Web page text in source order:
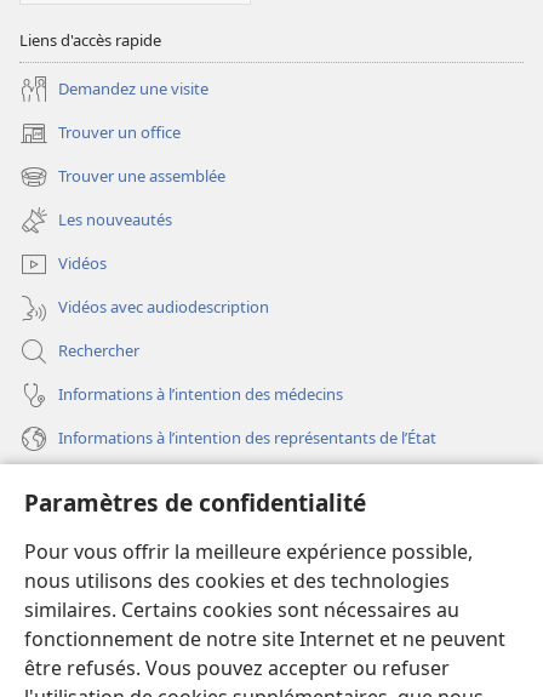
Paramètres de confidentialité
Pour vous offrir la meilleure expérience possible,
nous utilisons des cookies et des technologies
similaires. Certains cookies sont nécessaires au
fonctionnement de notre site Internet et ne peuvent
être refusés. Vous pouvez accepter ou refuser
Liens d'accès rapide
Demandez une visite
Trouver un office
(ouvre
une
nouvelle
fenêtre)
Trouver une assemblée
(ouvre
une
nouvelle
fenêtre)
Les nouveautés
Vidéos
Vidéos avec audiodescription
Rechercher
Informations à l’intention des médecins
Informations à l’intention des représentants de l’État
(ouvre
une
nouvelle
fenêtre)
Bibliothèque en ligne
(ouvre
une
nouvelle
fenêtre)
JW Hub®
(ouvre